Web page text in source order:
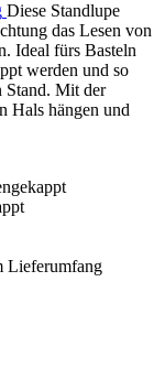
Diese Standlupe
das Lesen von
Ideal fürs Basteln
werden und so
Stand. Mit der
Hals hängen und
Lieferumfang